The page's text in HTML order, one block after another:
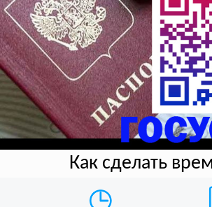
Как сделать